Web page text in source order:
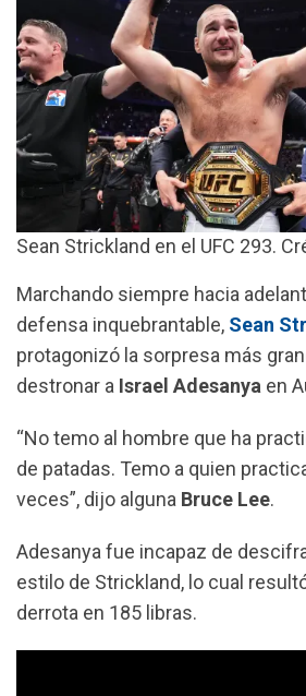
Sean Strickland en el UFC 293.
Marchando siempre hacia
defensa inquebrantable, Sean
protagonizó la sorpresa más
destronar a Israel Adesanya en
“No temo al hombre que ha
de patadas. Temo a quien
veces”, dijo alguna Bruce Lee.
Adesanya fue incapaz de
estilo de Strickland, lo cual
derrota en 185 libras.